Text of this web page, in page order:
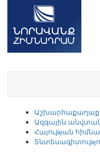
Ազգային
Հայության